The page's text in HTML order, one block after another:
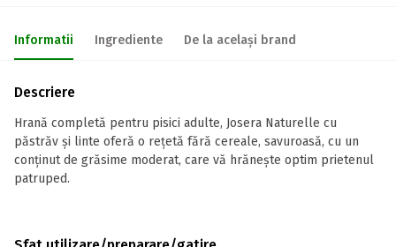
Informatii Ingrediente De la același brand
Descriere
Hrană completă pentru pisici adulte, Josera Naturelle cu
păstrăv și linte oferă o rețetă fără cereale, savuroasă, cu un
conținut de grăsime moderat, care vă hrănește optim prietenul
patruped.